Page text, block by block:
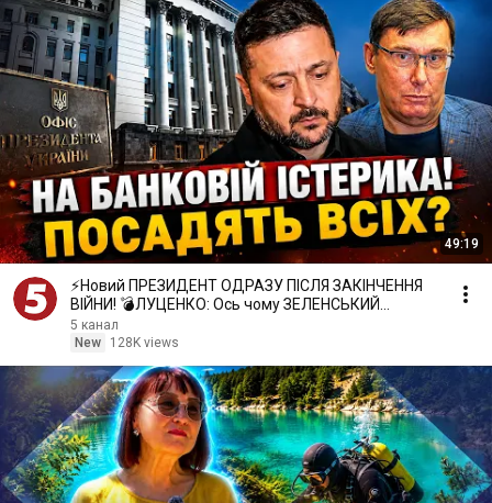
49:19
⚡️Новий ПРЕЗИДЕНТ ОДРАЗУ ПІСЛЯ ЗАКІНЧЕННЯ
ВІЙНИ! 💣ЛУЦЕНКО: Ось чому ЗЕЛЕНСЬКИЙ
РОЗІГНАВ ВСІХ
5 канал
New
128K views